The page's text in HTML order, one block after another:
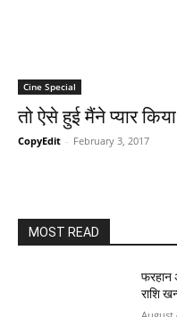
Cine Special
तो ऐसे हुई मैंने प्‍यार
CopyEdit - February 3, 2017
MOST READ
फरहान
राशि